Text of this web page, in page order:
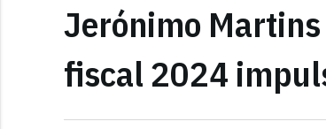
Jerónimo
fiscal 2024